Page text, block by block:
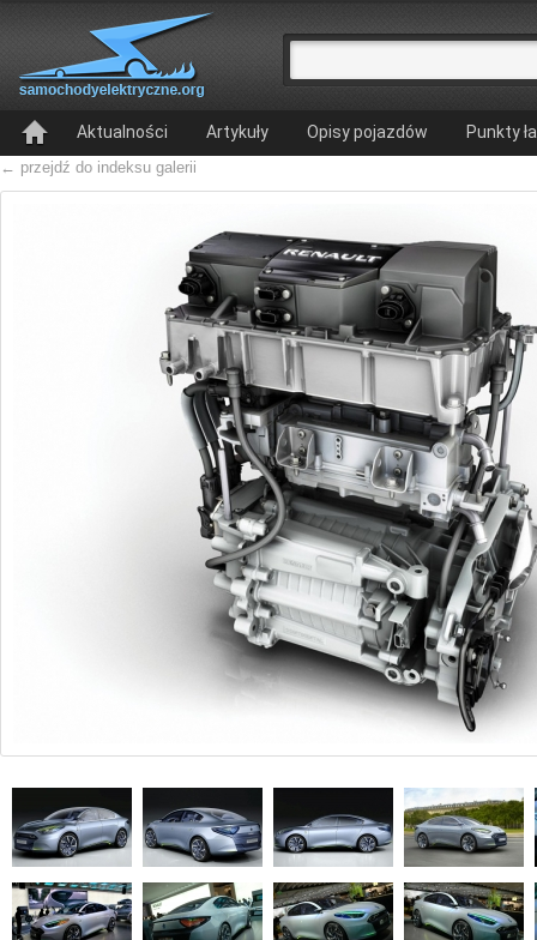
Aktualności Artykuły Opisy pojazdów Punkty
← przejdź do indeksu galerii